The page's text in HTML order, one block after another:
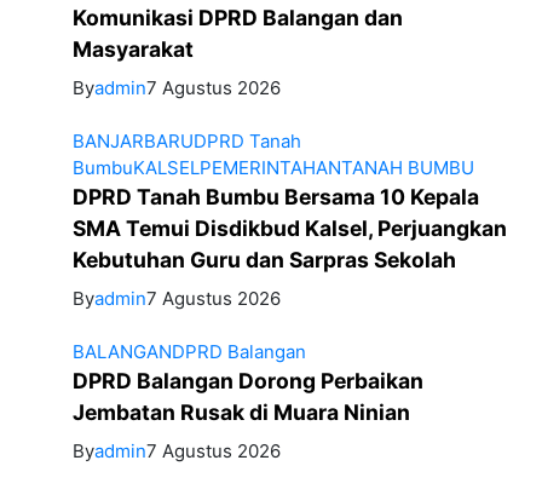
Komunikasi DPRD Balangan dan
Masyarakat
Byadmin7 Agustus 2026
BANJARBARUDPRD Tanah
BumbuKALSELPEMERINTAHANTANAH BUMBU
DPRD Tanah Bumbu Bersama 10 Kepala
SMA Temui Disdikbud Kalsel, Perjuangkan
Kebutuhan Guru dan Sarpras Sekolah
Byadmin7 Agustus 2026
BALANGANDPRD Balangan
DPRD Balangan Dorong Perbaikan
Jembatan Rusak di Muara Ninian
Byadmin7 Agustus 2026